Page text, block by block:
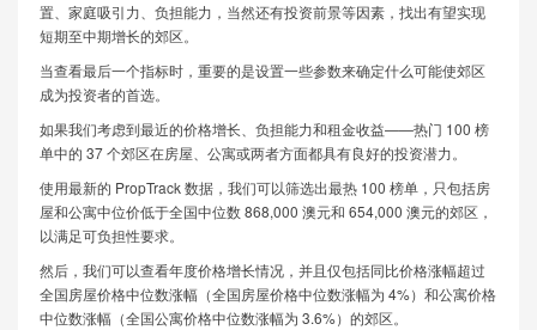
置、家庭吸引力、负担能力，当然还有投资前景等因素，找出有望实现
短期至中期增长的郊区。
当查看最后一个指标时，重要的是设置一些参数来确定什么可能使郊区
成为投资者的首选。
如果我们考虑到最近的价格增长、负担能力和租金收益——热门 100 榜
单中的 37 个郊区在房屋、公寓或两者方面都具有良好的投资潜力。
使用最新的 PropTrack 数据，我们可以筛选出最热 100 榜单，只包括房
屋和公寓中位价低于全国中位数 868,000 澳元和 654,000 澳元的郊区，
以满足可负担性要求。
然后，我们可以查看年度价格增长情况，并且仅包括同比价格涨幅超过
全国房屋价格中位数涨幅（全国房屋价格中位数涨幅为 4%）和公寓价格
中位数涨幅（全国公寓价格中位数涨幅为 3.6%）的郊区。